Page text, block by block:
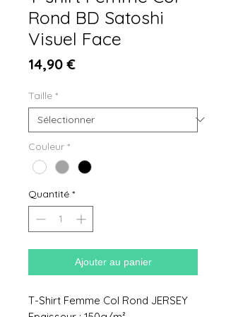
Rond BD Satoshi
Visuel Face
14,90 €Prix
Taille *
Couleur *
Quantité *
Ajouter au panier
T-Shirt Femme Col Rond JERSEY